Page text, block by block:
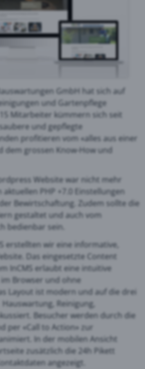
GmbH hat sich auf
und Gartenpflege
Mitarbeiter kümmern sich seit
und gepflegte
profitieren vom «alles aus einer
dem grossen Know-How und
Website war nicht mehr
PHP +7.0 Einstellungen
Bewirtschaftung. Zudem sollte die
gestaltet und auch vom
bedienbar sein.
erstellten wir eine informative,
Das eingesetzte Content
InCMS erlaubt eine intuitive
Browser und ohne
Layout ist modern und auf die drei
Reinigung,
Besucher werden durch die
per «Call to Action» zur
In der mobilen Ansicht
zusätzlich die 24h Pikett
angezeigt.